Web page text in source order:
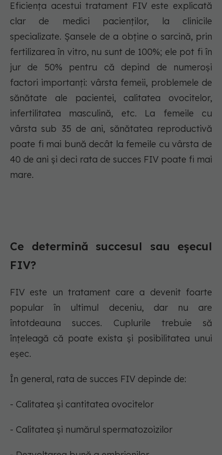
Eficiența acestui tratament FIV este explicată
clar de medici pacienților, la clinicile
specializate. Șansele de a obține o sarcină, prin
fertilizarea în vitro, nu sunt de 100%; ele pot fi în
jur de 50% pentru că depind de numeroși
factori importanți: vârsta femeii, problemele de
sănătate ale pacientei, calitatea ovocitelor,
infertilitatea masculină, etc. La femeile cu
vârsta sub 35 de ani, sănătatea reproductivă
poate fi mai bună decât la femeile cu vârsta de
40 de ani și deci rata de succes FIV poate fi mai
mare.
Ce determină succesul sau eșecul
FIV?
FIV este un tratament care a devenit foarte
popular în ultimul deceniu, dar nu are
întotdeauna succes. Cuplurile trebuie să
înțeleagă că poate exista și posibilitatea unui
eșec.
În general, rata de succes FIV depinde de:
- Calitatea și cantitatea ovocitelor
- Calitatea și numărul spermatozoizilor